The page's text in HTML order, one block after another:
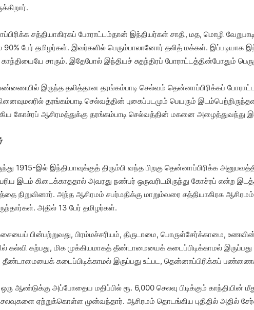
சத்தியாகிரகப் போராட்டம்தான் இந்தியர்கள் சாதி, மத, மொழி
பேர் தமிழர்கள். இவர்களில் பெரும்பாலானோர் தலித் மக்கள். இப்படியாக
சாரும். இதேபோல் இந்தியச் சுதந்திரப் போராட்டத்தின்போதும்
இருந்த தலித்தான தரங்கம்பாடி செல்வம் தென்னாப்பிரிக்கப்
தரங்கம்பாடி செல்வத்தின் புகைப்படமும் பெயரும்
கோச்ரப் ஆசிரமத்துக்கு தரங்கம்பாடி செல்வத்தின் மகனை
1915-இல் இந்தியாவுக்குத் திரும்பி வந்த பிறகு தென்னாப்பிரிக்க
இடம் கிடைக்காததால் அவரது நண்பர் ஒருவரிடமிருந்து கோச்ரப் என்ற
நிறுவினார். அந்த ஆசிரமம் சபர்மதிக்கு மாறும்வரை சத்தியாகிரக
அதில் 13 பேர் தமிழர்கள்.
பின்பற்றுவது, பிரம்மச்சரியம், திருடாமை, பொருள்சேர்க்காமை,
கல்வி கற்பது, மிக முக்கியமாகத் தீண்டாமையைக் கடைப்பிடிக்காமல்
தீண்டாமையைக் கடைப்பிடிக்காமல் இருப்பது உட்பட, தென்னாப்பிரிக்கப்
ஆண்டுக்கு அப்போதைய மதிப்பில் ரூ. 6,000 செலவு பிடிக்கும்
ஏற்றுக்கொள்ள முன்வந்தார். ஆசிரமம் தொடங்கிய புதிதில் அதில்